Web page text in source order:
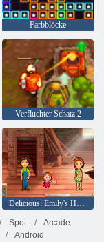
Farbblöcke
Verfluchter Schatz 2
Delicious: Emily's Home, Sweet Home
Spot-
Arcade
Android